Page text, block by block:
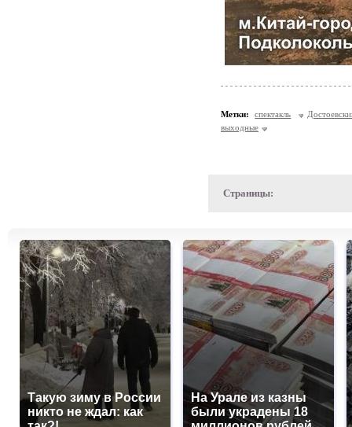
Метки: спектакль
выходные
Страницы:
Такую зиму в России
никто не ждал: как
На Урале из казны
были украдены 18